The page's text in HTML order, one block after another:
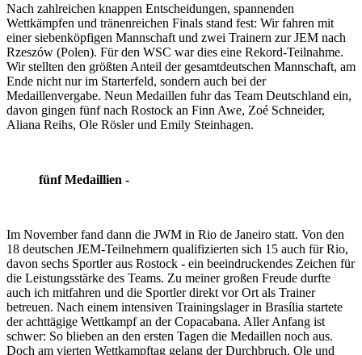
Nach zahlreichen knappen Entscheidungen, spannenden
Wettkämpfen und tränenreichen Finals stand fest: Wir fahren mit
einer siebenköpfigen Mannschaft und zwei Trainern zur JEM nach
Rzeszów (Polen). Für den WSC war dies eine Rekord-Teilnahme.
Wir stellten den größten Anteil der gesamtdeutschen Mannschaft, am
Ende nicht nur im Starterfeld, sondern auch bei der
Medaillenvergabe. Neun Medaillen fuhr das Team Deutschland ein,
davon gingen fünf nach Rostock an Finn Awe, Zoé Schneider,
Aliana Reihs, Ole Rösler und Emily Steinhagen.
fünf Medaillien -
Im November fand dann die JWM in Rio de Janeiro statt. Von den
18 deutschen JEM-Teilnehmern qualifizierten sich 15 auch für Rio,
davon sechs Sportler aus Rostock - ein beeindruckendes Zeichen für
die Leistungsstärke des Teams. Zu meiner großen Freude durfte
auch ich mitfahren und die Sportler direkt vor Ort als Trainer
betreuen. Nach einem intensiven Trainingslager in Brasília startete
der achttägige Wettkampf an der Copacabana. Aller Anfang ist
schwer: So blieben an den ersten Tagen die Medaillen noch aus.
Doch am vierten Wettkampftag gelang der Durchbruch. Ole und